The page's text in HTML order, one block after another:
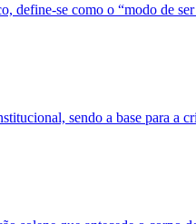
se como o “modo de
sendo a base para a